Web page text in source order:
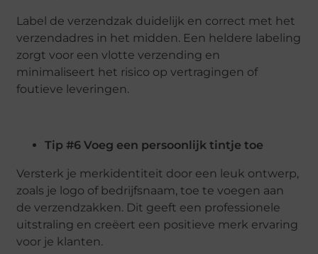
Label de verzendzak duidelijk en correct met het
verzendadres in het midden. Een heldere labeling
zorgt voor een vlotte verzending en
minimaliseert het risico op vertragingen of
foutieve leveringen.
Tip #6 Voeg een persoonlijk tintje toe
Versterk je merkidentiteit door een leuk ontwerp,
zoals je logo of bedrijfsnaam, toe te voegen aan
de verzendzakken. Dit geeft een professionele
uitstraling en creëert een positieve merk ervaring
voor je klanten.